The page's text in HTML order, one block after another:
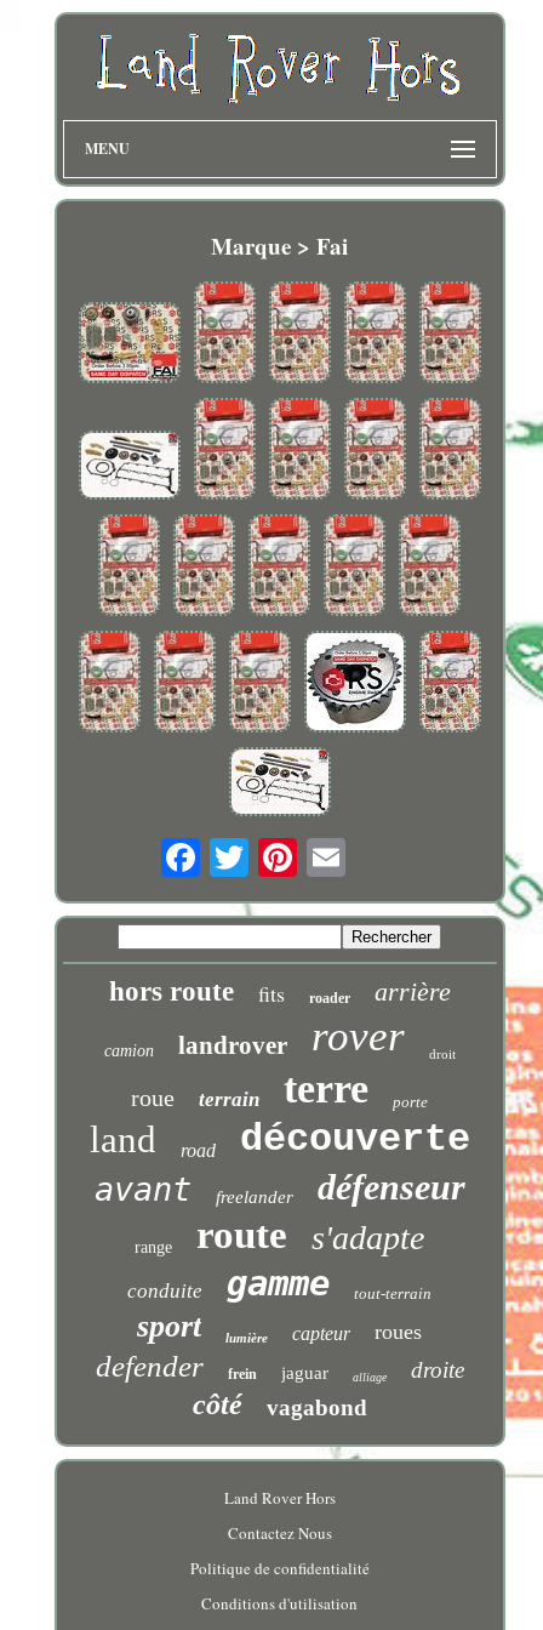
MENU
Marque > Fai
hors route fits roader arrière
camion landrover rover droit
roue terrain terre porte
land road découverte
avant freelander défenseur
range route s'adapte
conduite gamme tout-terrain
sport lumière capteur roues
defender frein jaguar alliage droite
côté vagabond
Land Rover Hors
Contactez Nous
Politique de confidentialité
Conditions d'utilisation